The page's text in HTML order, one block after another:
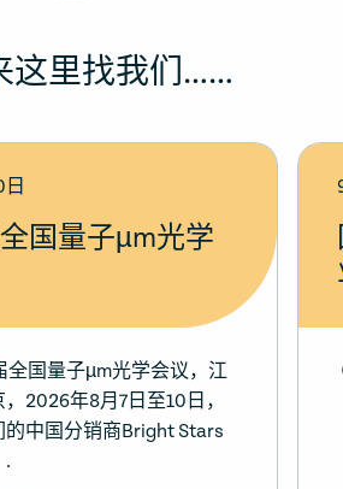
这里找我们……
国量子µm光学
全国量子µm光学会议，江
2026年8月7日至10日，
的中国分销商Bright Stars
.